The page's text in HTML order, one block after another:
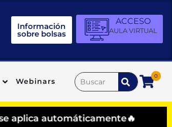
Información
sobre bolsas
ACCESO
AULA VIRTUAL
Webinars
0
automáticamente🔥